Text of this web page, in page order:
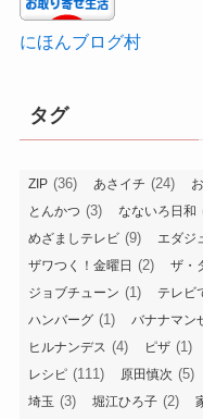
にほんブログ村
タグ
ZIP (36) あさイチ (24)
とんかつ (3) なないろ日和
めざましテレビ (9) エダジ
ザワつく！金曜日 (2) ザ・
ジョブチューン (1) テレビ
ハンバーグ (1) バナナマン
ヒルナンデス (4) ピザ (1)
レシピ (111) 原田慎次 (5)
埼玉 (3) 堀江ひろ子 (2)